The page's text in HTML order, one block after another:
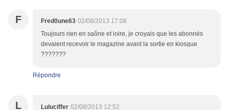
F Fred0une63 02/08/2013 17:08
Toujours rien en saône et loire, je croyais que les abonnés
devaient recevoir le magazine avant la sortie en kiosque
???????
Répondre
L Luluciffer 02/08/2013 12:52